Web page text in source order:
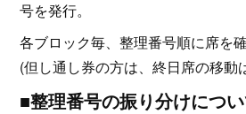
号を発行。
各ブロック毎、整理番号順に席を
(但し通し券の方は、終日席の移動
■整理番号の振り分けにつ